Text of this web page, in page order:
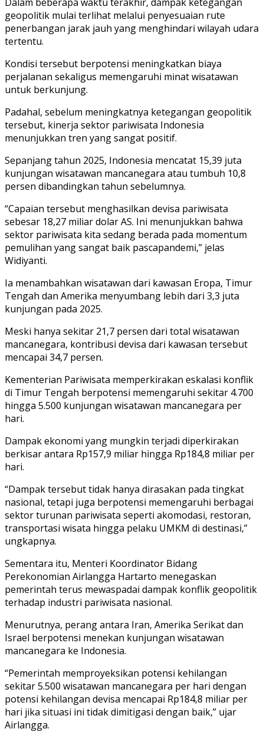
geopolitik mulai terlihat melalui penyesuaian rute
penerbangan jarak jauh yang menghindari wilayah udara
tertentu.
Kondisi tersebut berpotensi meningkatkan biaya
perjalanan sekaligus memengaruhi minat wisatawan
untuk berkunjung.
Padahal, sebelum meningkatnya ketegangan geopolitik
tersebut, kinerja sektor pariwisata Indonesia
menunjukkan tren yang sangat positif.
Sepanjang tahun 2025, Indonesia mencatat 15,39 juta
kunjungan wisatawan mancanegara atau tumbuh 10,8
persen dibandingkan tahun sebelumnya.
“Capaian tersebut menghasilkan devisa pariwisata
sebesar 18,27 miliar dolar AS. Ini menunjukkan bahwa
sektor pariwisata kita sedang berada pada momentum
pemulihan yang sangat baik pascapandemi,” jelas
Widiyanti.
Ia menambahkan wisatawan dari kawasan Eropa, Timur
Tengah dan Amerika menyumbang lebih dari 3,3 juta
kunjungan pada 2025.
Meski hanya sekitar 21,7 persen dari total wisatawan
mancanegara, kontribusi devisa dari kawasan tersebut
mencapai 34,7 persen.
Kementerian Pariwisata memperkirakan eskalasi konflik
di Timur Tengah berpotensi memengaruhi sekitar 4.700
hingga 5.500 kunjungan wisatawan mancanegara per
hari.
Dampak ekonomi yang mungkin terjadi diperkirakan
berkisar antara Rp157,9 miliar hingga Rp184,8 miliar per
hari.
“Dampak tersebut tidak hanya dirasakan pada tingkat
nasional, tetapi juga berpotensi memengaruhi berbagai
sektor turunan pariwisata seperti akomodasi, restoran,
transportasi wisata hingga pelaku UMKM di destinasi,”
ungkapnya.
Sementara itu, Menteri Koordinator Bidang
Perekonomian Airlangga Hartarto menegaskan
pemerintah terus mewaspadai dampak konflik geopolitik
terhadap industri pariwisata nasional.
Menurutnya, perang antara Iran, Amerika Serikat dan
Israel berpotensi menekan kunjungan wisatawan
mancanegara ke Indonesia.
“Pemerintah memproyeksikan potensi kehilangan
sekitar 5.500 wisatawan mancanegara per hari dengan
potensi kehilangan devisa mencapai Rp184,8 miliar per
hari jika situasi ini tidak dimitigasi dengan baik,” ujar
Airlangga.